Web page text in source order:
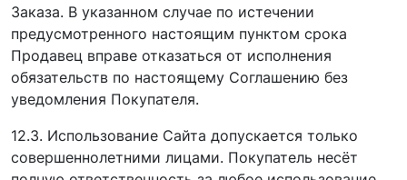
Заказа. В указанном случае по истечении
предусмотренного настоящим пунктом срока
Продавец вправе отказаться от исполнения
обязательств по настоящему Соглашению без
уведомления Покупателя.
12.3. Использование Сайта допускается только
совершеннолетними лицами. Покупатель несёт